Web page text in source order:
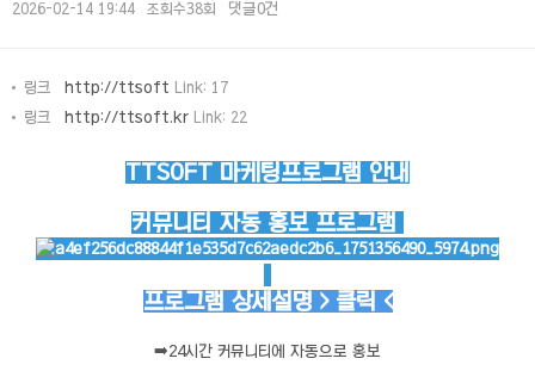
2026-02-14 19:44 조회수38회 댓글0건
링크 http://ttsoft Link: 17
링크 http://ttsoft.kr Link: 22
TTSOFT 마케팅프로그램 안내
커뮤니티 자동 홍보 프로그램
프로그램 상세설명 > 클릭 <
➡️24시간 커뮤니티에 자동으로 홍보